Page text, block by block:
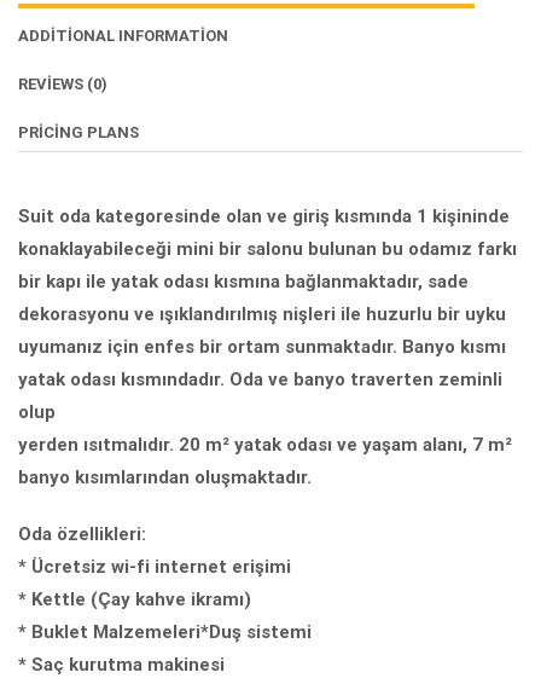
ADDITIONAL INFORMATION
REVIEWS (0)
PRICING PLANS
Suit oda kategoresinde olan ve giriş kısmında 1 kişininde
konaklayabileceği mini bir salonu bulunan bu odamız farkı
bir kapı ile yatak odası kısmına bağlanmaktadır, sade
dekorasyonu ve ışıklandırılmış nişleri ile huzurlu bir uyku
uyumanız için enfes bir ortam sunmaktadır. Banyo kısmı
yatak odası kısmındadır. Oda ve banyo traverten zeminli
olup
yerden ısıtmalıdır. 20 m² yatak odası ve yaşam alanı, 7 m²
banyo kısımlarından oluşmaktadır.
Oda özellikleri:
* Ücretsiz wi-fi internet erişimi
* Kettle (Çay kahve ikramı)
* Buklet Malzemeleri*Duş sistemi
* Saç kurutma makinesi